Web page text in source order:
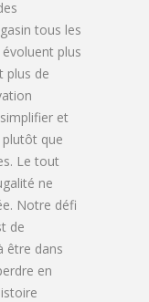
tous les
plus
plus de
et
que
Le tout
ne
Notre défi
de
être dans
en